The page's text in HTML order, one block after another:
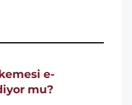
e-
mu?